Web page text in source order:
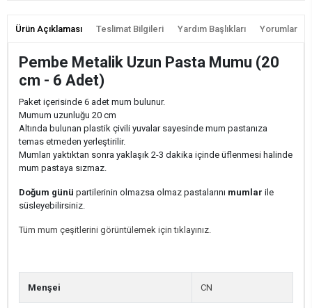
Ürün Açıklaması Teslimat Bilgileri Yardım Başlıkları Yorumlar
Pembe Metalik Uzun Pasta Mumu (20
cm - 6 Adet)
Paket içerisinde 6 adet mum bulunur.
Mumum uzunluğu 20 cm
Altında bulunan plastik çivili yuvalar sayesinde mum pastanıza
temas etmeden yerleştirilir.
Mumları yaktıktan sonra yaklaşık 2-3 dakika içinde üflenmesi halinde
mum pastaya sızmaz.
Doğum günü partilerinin olmazsa olmaz pastalarını mumlar ile
süsleyebilirsiniz.
Tüm mum çeşitlerini görüntülemek için tıklayınız.
Menşei CN